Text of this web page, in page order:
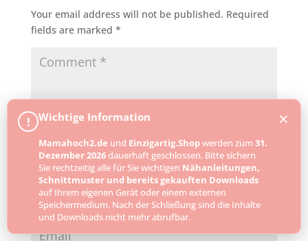
Your email address will not be published. Required
fields are marked *
! Wichtige Information
Mamahoch2.de und Einzigartig.Shopwerden zum 31.
Dezember 2026dauerhaft geschlossen. Bitte sichern
Sie rechtzeitig alle für Sie wichtigen Nähanleitungen,
Schnittmuster und bereits gekauften Downloads
auf Ihrem eigenen Gerät oder einem externen
Speichermedium. Nach der Schließung sind die Inhalte
und Downloads nicht mehr abrufbar.
×